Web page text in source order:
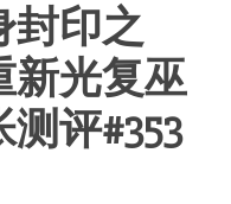
封印之
新光复巫
评#353